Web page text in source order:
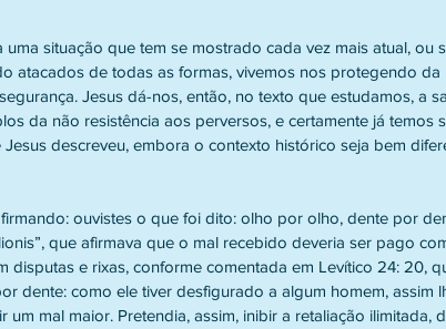
atacados de todas as formas, vivemos nos protegendo da
Jesus dá-nos, então, no texto que estudamos, a
da não resistência aos perversos, e certamente já temos
Jesus descreveu, embora o contexto histórico seja bem
que afirmava que o mal recebido deveria ser pago
disputas e rixas, conforme comentada em Levítico 24: 20,
dente: como ele tiver desfigurado a algum homem, assim
mal maior. Pretendia, assim, inibir a retaliação ilimitada,